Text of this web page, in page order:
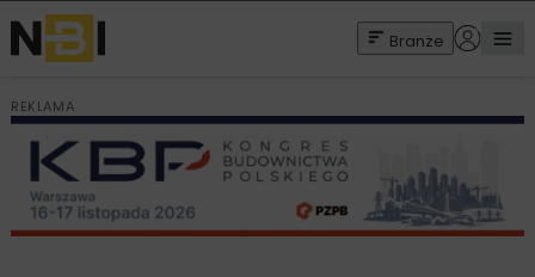
Branże
REKLAMA